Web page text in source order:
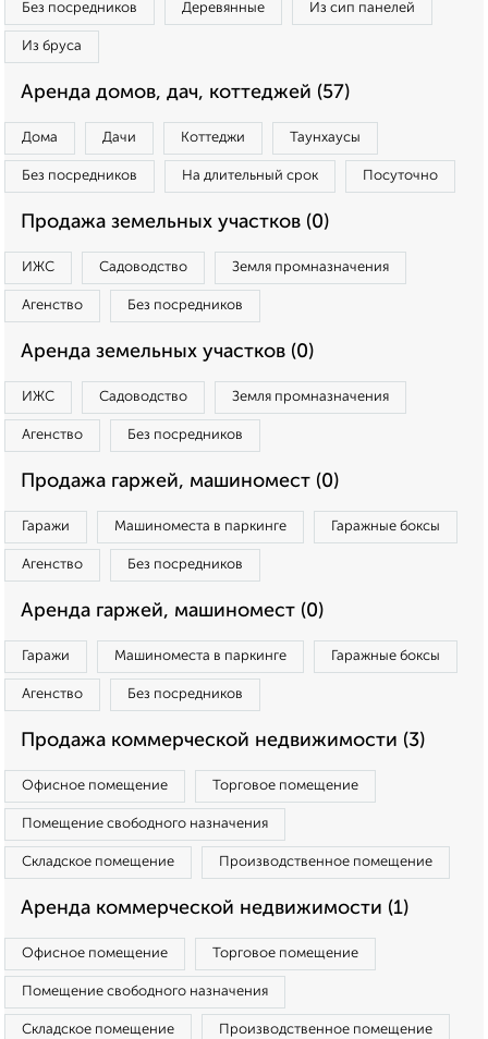
Без посредников Деревянные Из сип панелей
Из бруса
Аренда домов, дач, коттеджей (57)
Дома Дачи Коттеджи Таунхаусы
Без посредников На длительный срок Посуточно
Продажа земельных участков (0)
ИЖС Садоводство Земля промназначения
Агенство Без посредников
Аренда земельных участков (0)
ИЖС Садоводство Земля промназначения
Агенство Без посредников
Продажа гаржей, машиномест (0)
Гаражи Машиноместа в паркинге Гаражные боксы
Агенство Без посредников
Аренда гаржей, машиномест (0)
Гаражи Машиноместа в паркинге Гаражные боксы
Агенство Без посредников
Продажа коммерческой недвижимости (3)
Офисное помещение Торговое помещение
Помещение свободного назначения
Складское помещение Производственное помещение
Аренда коммерческой недвижимости (1)
Офисное помещение Торговое помещение
Помещение свободного назначения
Складское помещение Производственное помещение